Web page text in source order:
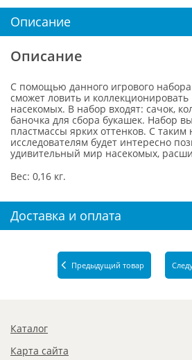
Описание
Описание
С помощью данного игрового
сможет ловить и
насекомых. В набор входят: сачок,
баночка для сбора букашек. Набор
пластмассы ярких оттенков. С
исследователям будет интересно
удивительный мир насекомых,
Вес: 0,16 кг.
Доставка и оплата
Предыдущий товар
Каталог
Карта сайта